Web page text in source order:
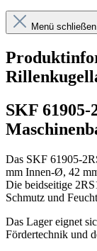
Menü schließen
SKF
Das SKF 61905-
mm Innen-Ø, 42
Die beidseitige
Schmutz und
Das Lager eignet
Fördertechnik und